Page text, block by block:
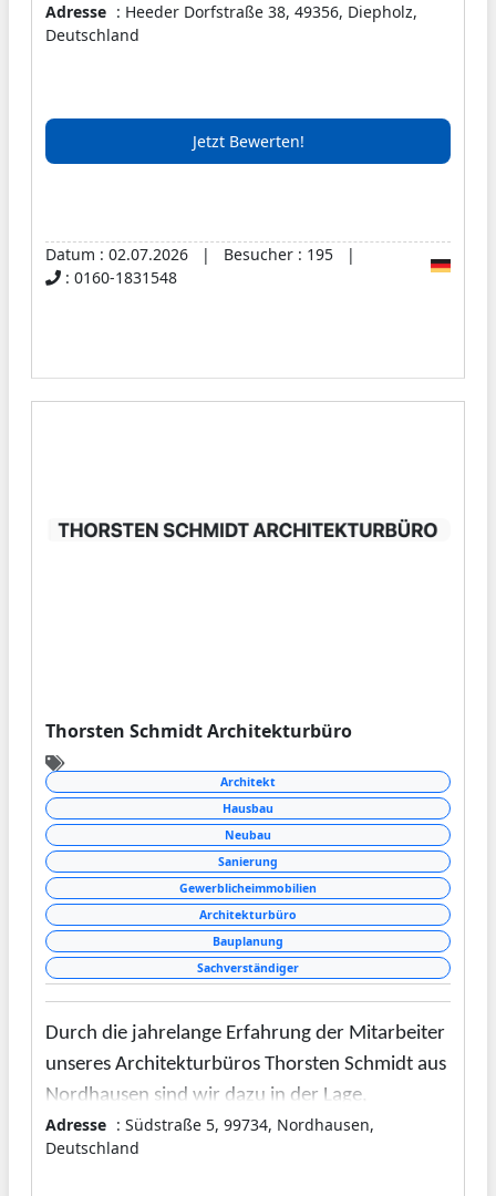
sowie Bodenverlegung. Der Fokus liegt auf
persönlicher Beratung und fachgerechter
Adresse : Heeder Dorfstraße 38, 49356, Diepholz,
Deutschland
Jetzt Bewerten!
Datum : 02.07.2026 | Besucher : 195 |
: 0160-1831548
Thorsten Schmidt Architekturbüro
Architekt
Hausbau
Neubau
Sanierung
Gewerblicheimmobilien
Architekturbüro
Bauplanung
Sachverständiger
Durch die jahrelange Erfahrung der Mitarbeiter
unseres Architekturbüros Thorsten Schmidt aus
Nordhausen sind wir dazu in der Lage,
Immobilien seriös und kostengünstig zu planen.
Daher stehen wir auch Ihnen sehr gerne mit
Adresse : Südstraße 5, 99734, Nordhausen,
Deutschland